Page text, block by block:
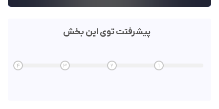
پیشرفتت توی این بخش
1
2
3
4